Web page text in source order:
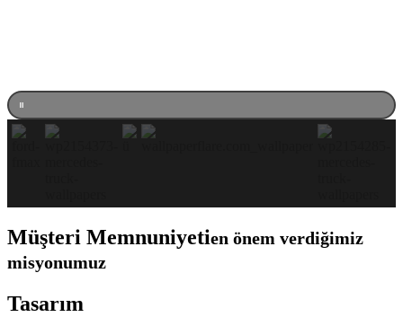
Müşteri Memnuniyetien önem verdiğimiz
misyonumuz
Tasarım